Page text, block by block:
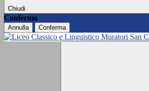
Chiudi
Conferma
Annulla Conferma